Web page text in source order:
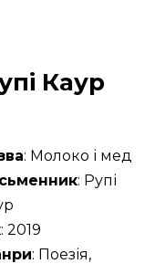
Каур
: Молоко і мед
: Рупі
: 2019
: Поезія,